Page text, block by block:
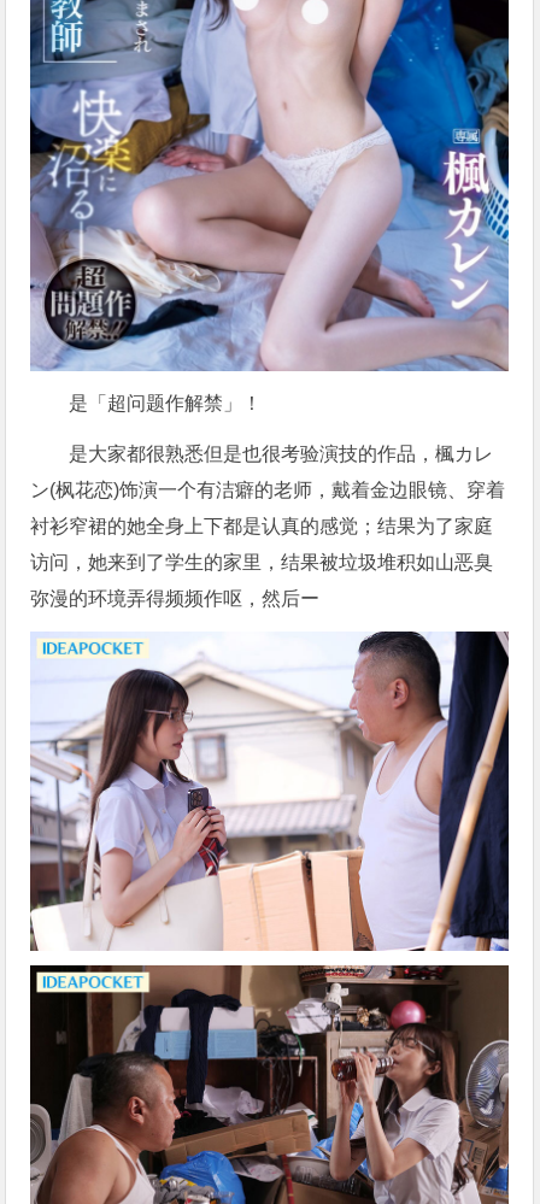
是「超问题作解禁」！
是大家都很熟悉但是也很考验演技的作品，楓カレ
ン(枫花恋)饰演一个有洁癖的老师，戴着金边眼镜、穿着
衬衫窄裙的她全身上下都是认真的感觉；结果为了家庭
访问，她来到了学生的家里，结果被垃圾堆积如山恶臭
弥漫的环境弄得频频作呕，然后ー